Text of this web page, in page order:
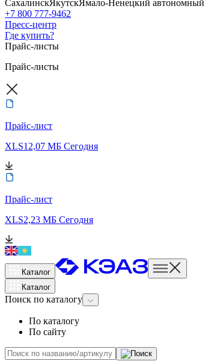
СахалинскЯкутскЯмало-Ненецкий автономный
+7 800 777-9462
Пресс-центр
Где купить?
Прайс-листы
Прайс-листы
Прайс-лист
XLS12,07 МБ Сегодня
Прайс-лист
XLS2,23 МБ Сегодня
Каталог
Каталог
Поиск по каталогу
По каталогу
По сайту